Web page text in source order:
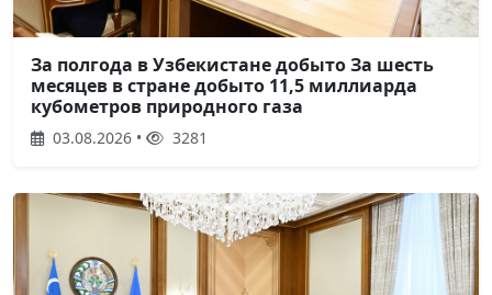
За полгода в Узбекистане добыто За шесть
месяцев в стране добыто 11,5 миллиарда
кубометров природного газа
03.08.2026 • 3281